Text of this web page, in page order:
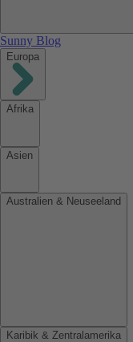
Sunny Blog
Europa
Afrika
Asien
Australien & Neuseeland
Karibik & Zentralamerika